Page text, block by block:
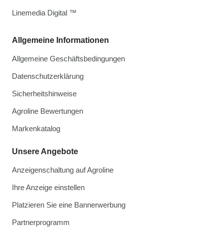
Allgemeine Informationen
Allgemeine Geschäftsbedingungen
Datenschutzerklärung
Sicherheitshinweise
Agroline Bewertungen
Markenkatalog
Unsere Angebote
Anzeigenschaltung auf Agroline
Ihre Anzeige einstellen
Platzieren Sie eine Bannerwerbung
Partnerprogramm
Linemedia Digital ™